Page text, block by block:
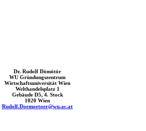
Dr. Rudolf Dömötör
WU Gründungszentrum
Wirtschaftsuniversität Wien
Welthandelsplatz 1
Gebäude D5, 4. Stock
1020 Wien
Rudolf.Doemoetoer@wu.ac.at